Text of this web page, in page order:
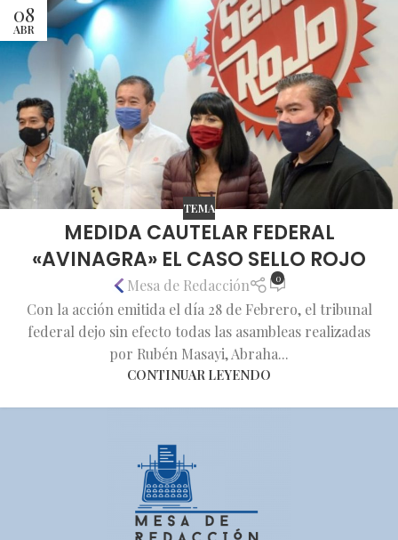
08
ABR
TEMA
MEDIDA CAUTELAR FEDERAL
«AVINAGRA» EL CASO SELLO ROJO
Mesa de Redacción 0
Con la acción emitida el día 28 de Febrero, el tribunal
federal dejo sin efecto todas las asambleas realizadas
por Rubén Masayi, Abraha...
CONTINUAR LEYENDO